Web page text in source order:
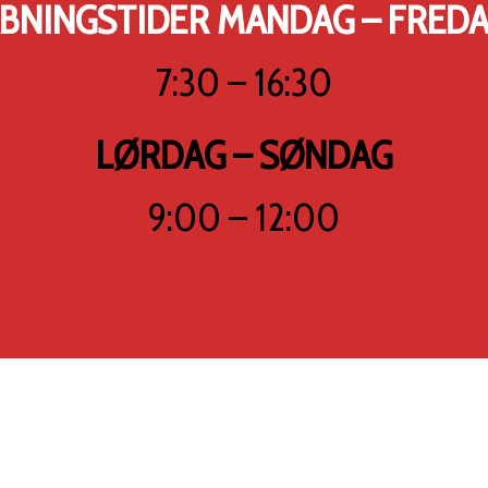
MANDAG –
7:30 – 16:30
LØRDAG – SØNDAG
9:00 – 12:00